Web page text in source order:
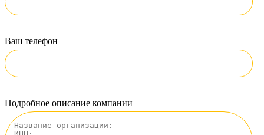
Ваш телефон
Подробное описание компании